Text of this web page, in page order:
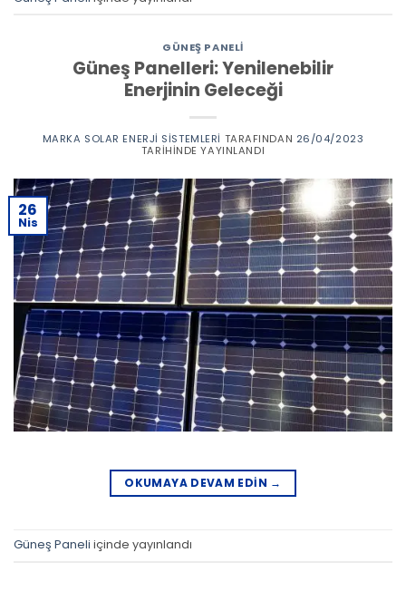
GÜNEŞ PANELI
Güneş Panelleri: Yenilenebilir
Enerjinin Geleceği
MARKA SOLAR ENERJI SISTEMLERI TARAFINDAN 26/04/2023
TARIHINDE YAYINLANDI
26
Nis
OKUMAYA DEVAM EDIN →
Güneş Paneli içinde yayınlandı